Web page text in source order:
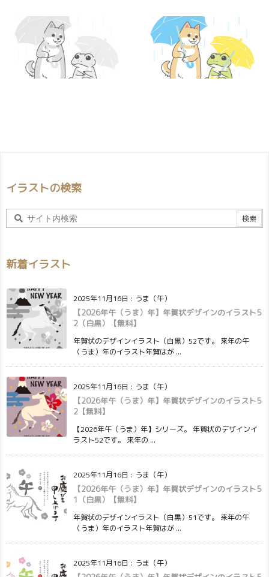
イラストの検索
新着イラスト
2025年11月16日 : うま（午）
【2026年午（うま）年】年賀状デザインのイラスト5
2（白黒）【無料】
年賀状のデザインイラスト（白黒）52です。 来年の午
（うま）年のイラスト年賀はが ...
2025年11月16日 : うま（午）
【2026年午（うま）年】年賀状デザインのイラスト5
2【無料】
【2026年午（うま）年】シリーズ。 年賀状のデザインイ
ラスト52です。 来年の ...
2025年11月16日 : うま（午）
【2026年午（うま）年】年賀状デザインのイラスト5
1（白黒）【無料】
年賀状のデザインイラスト（白黒）51です。 来年の午
（うま）年のイラスト年賀はが ...
2025年11月16日 : うま（午）